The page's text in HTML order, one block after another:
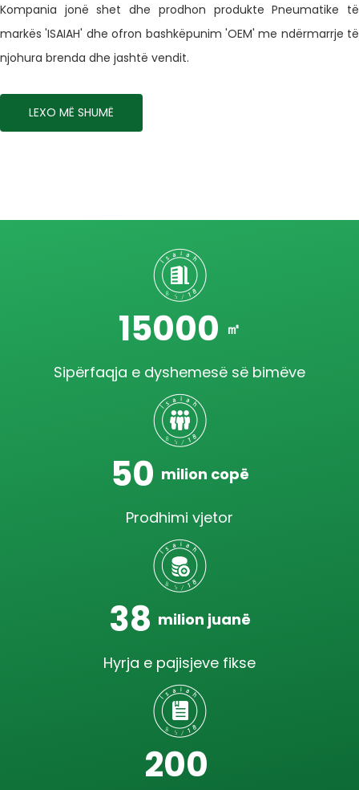
Kompania jonë shet dhe prodhon produkte Pneumatike të
markës 'ISAIAH' dhe ofron bashkëpunim 'OEM' me ndërmarrje të
njohura brenda dhe jashtë vendit.
LEXO MË SHUMË
15000 ㎡
Sipërfaqja e dyshemesë së bimëve
50 milion copë
Prodhimi vjetor
38 milion juanë
Hyrja e pajisjeve fikse
200